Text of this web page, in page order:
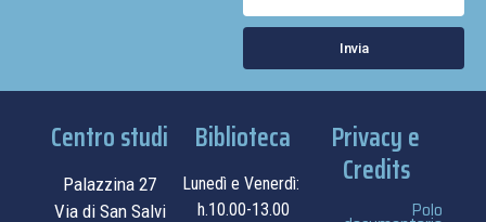
Invia
Centro studi
Palazzina 27
Via di San Salvi
Biblioteca
Lunedì e Venerdì:
h.10.00-13.00
Privacy e
Credits
Polo